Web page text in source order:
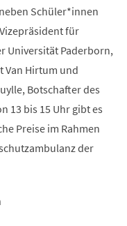
Schüler*innen
für
Universität Paderborn,
Van Hirtum und
Botschafter des
13 bis 15 Uhr gibt es
Preise im Rahmen
der